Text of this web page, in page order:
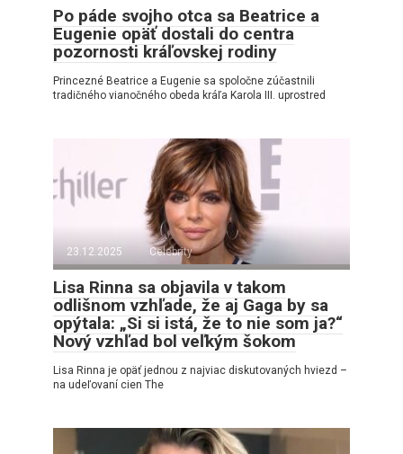
Po páde svojho otca sa Beatrice a
Eugenie opäť dostali do centra
pozornosti kráľovskej rodiny
Princezné Beatrice a Eugenie sa spoločne zúčastnili
tradičného vianočného obeda kráľa Karola III. uprostred
23.12.2025 Celebrity
Lisa Rinna sa objavila v takom
odlišnom vzhľade, že aj Gaga by sa
opýtala: „Si si istá, že to nie som ja?“
Nový vzhľad bol veľkým šokom
Lisa Rinna je opäť jednou z najviac diskutovaných hviezd –
na udeľovaní cien The